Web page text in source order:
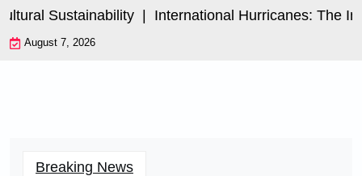
Sustainability |International Hurricanes: The
August 7, 2026
Breaking News